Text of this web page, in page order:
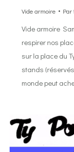
Vide armoire Par
Vide armoire
respirer nos
sur la place du
stands
monde peut